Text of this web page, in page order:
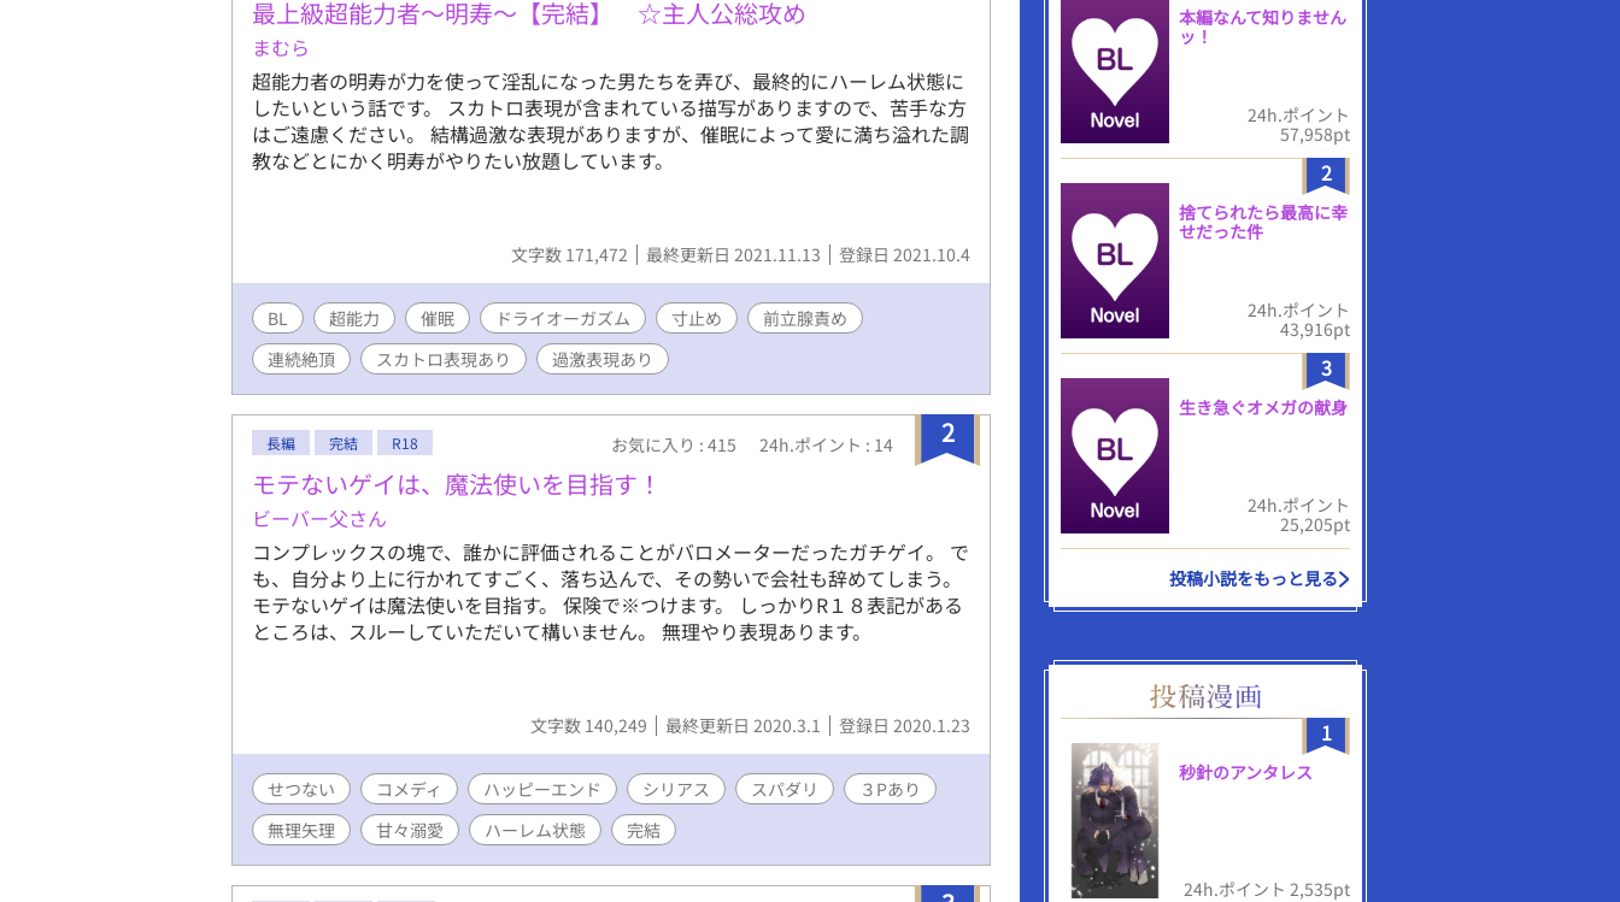
最上級超能力者～明寿～【完結】 ☆主人公総攻め
まむら
超能力者の明寿が力を使って淫乱になった男たちを弄び、最終的にハーレム状態に
したいという話です。 スカトロ表現が含まれている描写がありますので、苦手な方
はご遠慮ください。 結構過激な表現がありますが、催眠によって愛に満ち溢れた調
教などとにかく明寿がやりたい放題しています。
文字数 171,472 最終更新日 2021.11.13 登録日 2021.10.4
BL 超能力 催眠 ドライオーガズム 寸止め
前立腺責め
連続絶頂
スカトロ表現あり 過激表現あり
2
長編 完結 R18 お気に入り : 415 24h.ポイント : 14
モテないゲイは、魔法使いを目指す！
ビーバー父さん
コンプレックスの塊で、誰かに評価されることがバロメーターだったガチゲイ。 で
も、自分より上に行かれてすごく、落ち込んで、その勢いで会社も辞めてしまう。
モテないゲイは魔法使いを目指す。 保険で※つけます。 しっかりR１８表記がある
ところは、スルーしていただいて構いません。 無理やり表現あります。
文字数 140,249 最終更新日 2020.3.1 登録日 2020.1.23
せつない コメディ ハッピーエンド シリアス スパダリ
３Pあり
無理矢理
甘々溺愛 ハーレム状態 完結
本編なんて知りません
ッ！
24h.ポイント
57,958pt
2
捨てられたら最高に幸
せだった件
24h.ポイント
43,916pt
3
生き急ぐオメガの献身
24h.ポイント
25,205pt
投稿小説をもっと見る
1
秒針のアンタレス
24h.ポイント 2,535pt